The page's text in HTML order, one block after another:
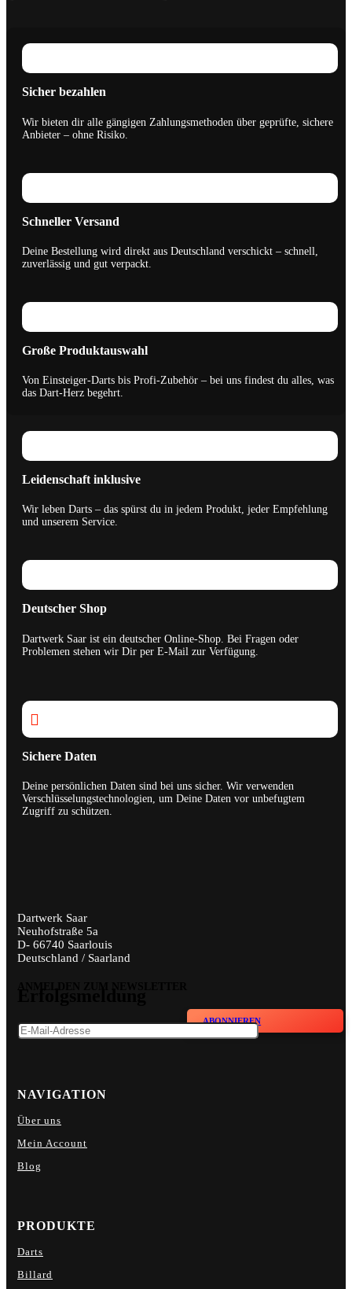
Sicher bezahlen
Wir bieten dir alle gängigen Zahlungsmethoden über geprüfte, sichere
Anbieter – ohne Risiko.
Schneller Versand
Deine Bestellung wird direkt aus Deutschland verschickt – schnell,
zuverlässig und gut verpackt.
Große Produktauswahl
Von Einsteiger-Darts bis Profi-Zubehör – bei uns findest du alles, was
das Dart-Herz begehrt.
Leidenschaft inklusive
Wir leben Darts – das spürst du in jedem Produkt, jeder Empfehlung
und unserem Service.
Deutscher Shop
Dartwerk Saar ist ein deutscher Online-Shop. Bei Fragen oder
Problemen stehen wir Dir per E-Mail zur Verfügung.

Sichere Daten
Deine persönlichen Daten sind bei uns sicher. Wir verwenden
Verschlüsselungstechnologien, um Deine Daten vor unbefugtem
Zugriff zu schützen.
Dartwerk Saar
Neuhofstraße 5a
D- 66740 Saarlouis
Deutschland / Saarland
ABONNIEREN
NAVIGATION
Über uns
Mein Account
Blog
PRODUKTE
Darts
Billard